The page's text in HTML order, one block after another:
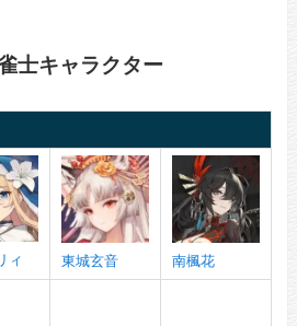
士キャラクター
ィ 東城玄音 南楓花